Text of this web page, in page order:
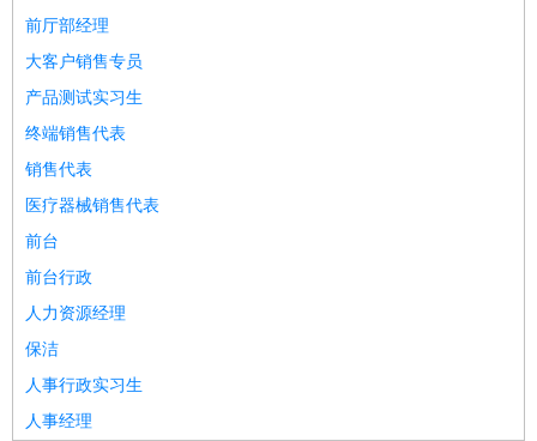
前厅部经理
大客户销售专员
产品测试实习生
终端销售代表
销售代表
医疗器械销售代表
前台
前台行政
人力资源经理
保洁
人事行政实习生
人事经理